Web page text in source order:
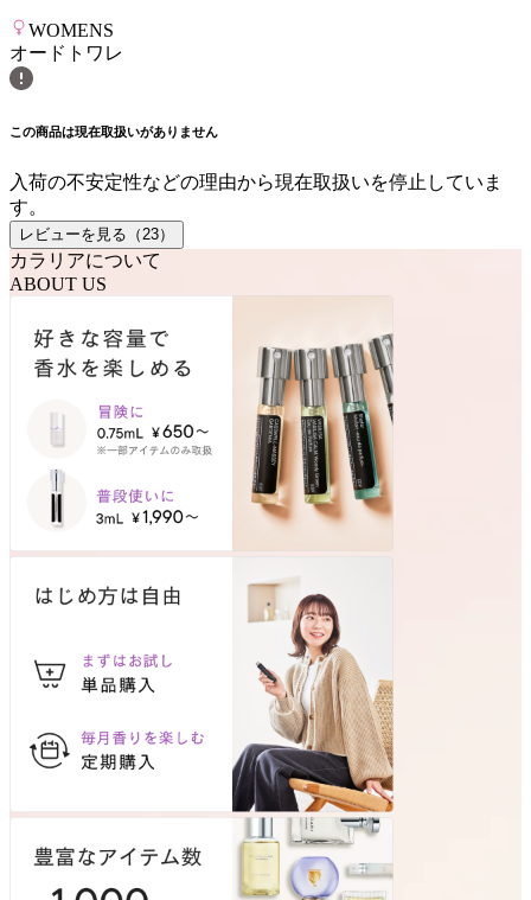
WOMENS
オードトワレ
この商品は現在取扱いがありません
入荷の不安定性などの理由から現在取扱いを停止していま
す。
レビューを見る（ 23）
カラリアについて
ABOUT US